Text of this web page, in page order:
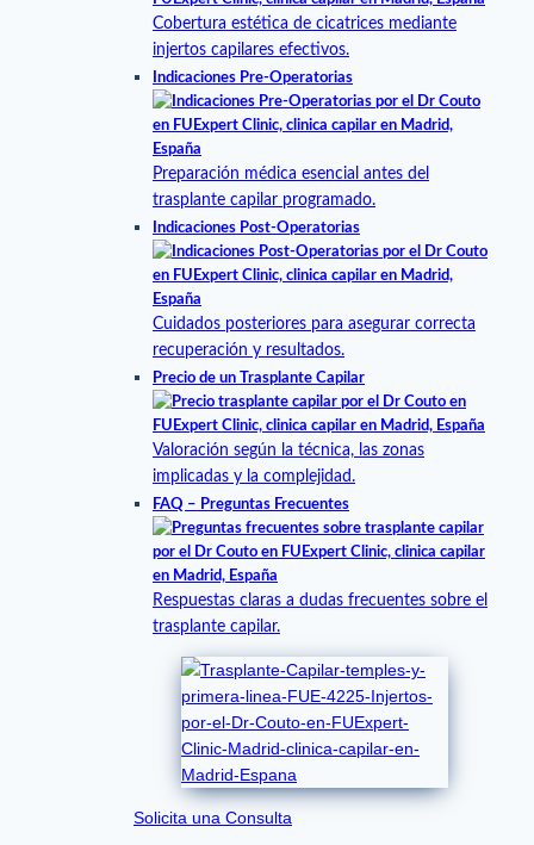
Cobertura estética de cicatrices mediante
injertos capilares efectivos.
Indicaciones Pre-Operatorias
Preparación médica esencial antes del
trasplante capilar programado.
Indicaciones Post-Operatorias
Cuidados posteriores para asegurar correcta
recuperación y resultados.
Precio de un Trasplante Capilar
Valoración según la técnica, las zonas
implicadas y la complejidad.
FAQ – Preguntas Frecuentes
Respuestas claras a dudas frecuentes sobre el
trasplante capilar.
Solicita una Consulta